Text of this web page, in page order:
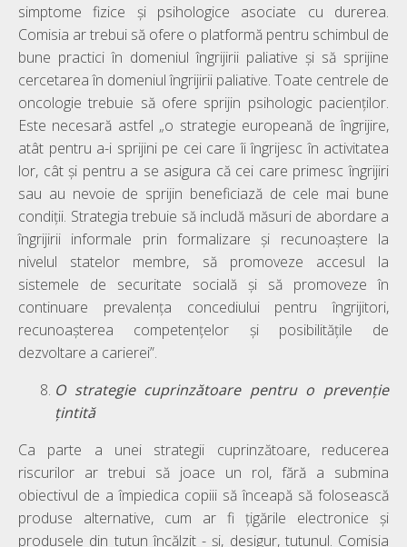
simptome fizice și psihologice asociate cu durerea.
Comisia ar trebui să ofere o platformă pentru schimbul de
bune practici în domeniul îngrijirii paliative și să sprijine
cercetarea în domeniul îngrijirii paliative. Toate centrele de
oncologie trebuie să ofere sprijin psihologic pacienților.
Este necesară astfel „o strategie europeană de îngrijire,
atât pentru a-i sprijini pe cei care îi îngrijesc în activitatea
lor, cât și pentru a se asigura că cei care primesc îngrijiri
sau au nevoie de sprijin beneficiază de cele mai bune
condiții. Strategia trebuie să includă măsuri de abordare a
îngrijirii informale prin formalizare și recunoaștere la
nivelul statelor membre, să promoveze accesul la
sistemele de securitate socială și să promoveze în
continuare prevalența concediului pentru îngrijitori,
recunoașterea competențelor și posibilitățile de
dezvoltare a carierei”.
O strategie cuprinzătoare pentru o prevenție
țintită
Ca parte a unei strategii cuprinzătoare, reducerea
riscurilor ar trebui să joace un rol, fără a submina
obiectivul de a împiedica copiii să înceapă să folosească
produse alternative, cum ar fi țigările electronice și
produsele din tutun încălzit - și, desigur, tutunul. Comisia